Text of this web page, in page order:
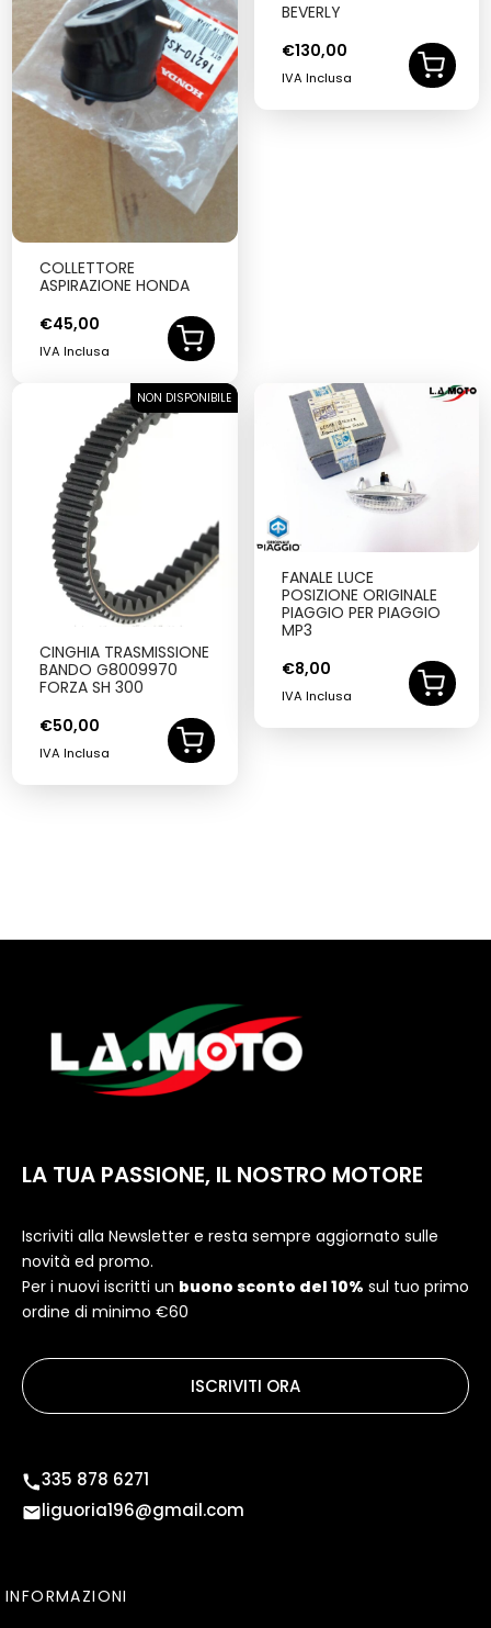
COLLETTORE
ASPIRAZIONE HONDA
€45,00
IVA Inclusa
BEVERLY
€130,00
IVA Inclusa
SOLD OUT
NON DISPONIBILE
CINGHIA TRASMISSIONE
BANDO G8009970
FORZA SH 300
€50,00
IVA Inclusa
FANALE LUCE
POSIZIONE ORIGINALE
PIAGGIO PER PIAGGIO
MP3
€8,00
IVA Inclusa
LA TUA PASSIONE, IL NOSTRO MOTORE
Iscriviti alla Newsletter e resta sempre aggiornato sulle
novità ed promo.
Per i nuovi iscritti un buono sconto del 10% sul tuo primo
ordine di minimo €60
ISCRIVITI ORA
335 878 6271
liguoria196@gmail.com
INFORMAZIONI